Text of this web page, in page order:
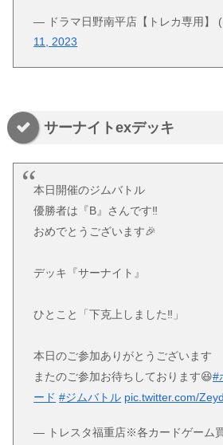
— ドラマ日野南平店【トレカ専用】
11, 2023
サーナイトexデッキ
本日開催のジムバトル
優勝者は『B』さんです‼️
おめでとうございます🎉
デッキ『サーナイト』
ひとこと「下克上しました‼️」
本日のご参加ありがとうございます
またのご参加お待ちしております😆#
ード #ジムバトル pic.twitter.com/
— トレスタ福重店※各カードゲーム